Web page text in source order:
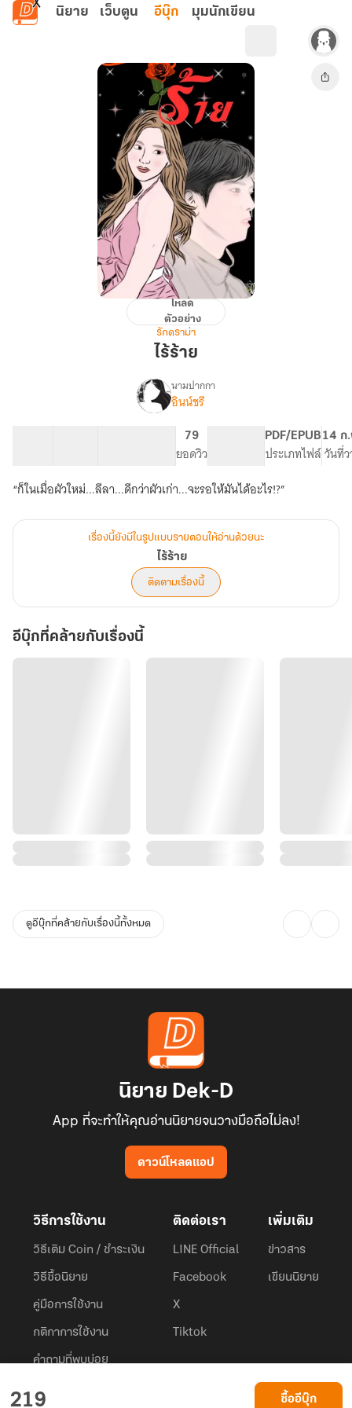
ข้ามไปยังเนื้อหาหลัก
นิยาย เว็บตูน อีบุ๊ก มุมนักเขียน
โหลด
ตัวอย่าง
รักดราม่า
ไร้ร้าย
เรื่อง
ร้าย
นามปากกา
อินน์ชรี
79
ยอดวิว
PDF/EPUB
ประเภทไฟล์
14 ก
วันที่
219 ซื้ออีบุ๊ก
“ก็ในเมื่อผัวใหม่...ลีลา...ดีกว่าผัวเก่า...จะรอให้มันได้อะไร!?”
เรื่องนี้ยังมีในรูปแบบรายตอนให้อ่านด้วยนะ
ไร้ร้าย
ติดตามเรื่องนี้
อีบุ๊กที่คล้ายกับเรื่องนี้
ดูอีบุ๊กที่คล้ายกับเรื่องนี้ทั้งหมด
นิยาย Dek-D
App ที่จะทำให้คุณอ่านนิยายจนวางมือถือไม่ลง!
ดาวน์โหลดแอป
วิธีการใช้งาน
วิธีเติม Coin / ชำระเงิน
วิธีซื้อนิยาย
คู่มือการใช้งาน
กติกาการใช้งาน
คำถามที่พบบ่อย
ติดต่อเรา
LINE Official
Facebook
X
Tiktok
เพิ่มเติม
ข่าวสาร
เขียนนิยาย
Dek-D.com ใช้คุกกี้เพื่อพัฒนาประสบการณ์ของ ผู้ใช้ให้ดียิ่งขึ้น
ยอมรับ